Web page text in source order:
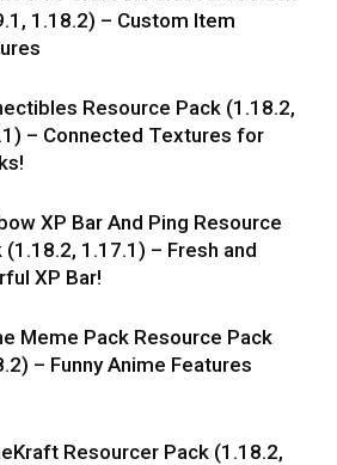
1.18.2) – Custom Item
Resource Pack (1.18.2,
– Connected Textures for
XP Bar And Ping Resource
(1.18.2, 1.17.1) – Fresh and
XP Bar!
Meme Pack Resource Pack
– Funny Anime Features
Resourcer Pack (1.18.2,